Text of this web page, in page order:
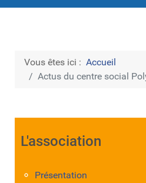
Vous êtes ici : Accueil
Actus du centre social
L'association
Présentation